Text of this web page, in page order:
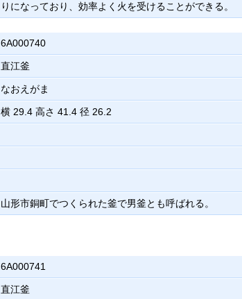
りになっており、効率よく火を受けることができる。
6A000740
直江釜
なおえがま
横 29.4 高さ 41.4 径 26.2
山形市銅町でつくられた釜で男釜とも呼ばれる。
6A000741
直江釜